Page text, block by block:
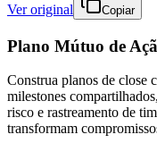
Ver original
Copiar
Plano Mútuo de
Construa planos de
milestones
risco e rastreamento de
transformam